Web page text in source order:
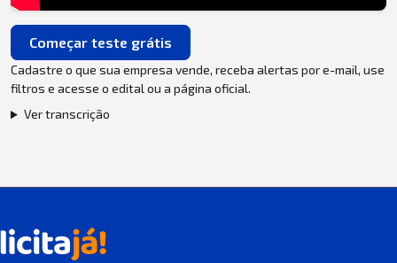
Começar teste grátis
Cadastre o que sua empresa vende, receba alertas por e-mail, use
filtros e acesse o edital ou a página oficial.
Ver transcrição